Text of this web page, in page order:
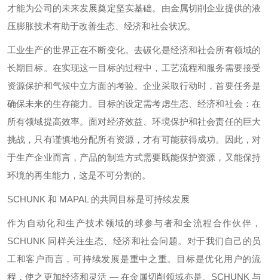
才能为公司的未来发展奠定坚实基础。由金属切削企业提供的液
压膨胀技术有助于改善生态、经济和社会状况。
工业生产的世界正在不断变化。去碳化是经济和社会所有领域的
长期目标。在实现这一目标的过程中，工艺流程和服务需要接受
资源保护和气候中立方面的考验。企业采取行动时，首要任务是
确保未来的生存能力。目标的设定需考虑生态、经济和社会：在
所有领域提高效率。面对经济效益、环境保护和社会责任的巨大
挑战，只有谨慎地分配所有资源，才有可能获得成功。因此，对
于生产企业而言，产品的制造方式需要既能保护资源，又能保持
环境的再生能力，这是不可分割的。
SCHUNK 和 MAPAL 的共同目标是可持续发展
作为自动化和生产技术领域的球参与者和全流程合作伙伴，
SCHUNK 同样关注生态、经济和社会问题。对于我们自己的员
工和客户而言，可持续发展是重中之重。目标是优化用户的流
程，使之更加经济和灵活 — 在金属切削领域亦是。SCHUNK 与